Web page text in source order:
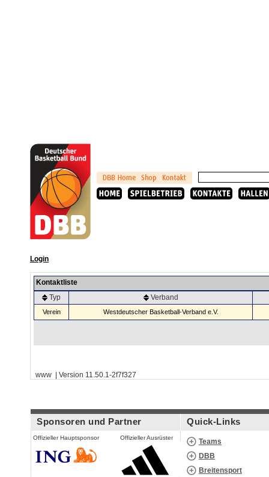
Login
Kontaktliste
Typ
Verband
Verein Westdeutscher Basketball-Verband e.V.
www | Version 11.50.1-2f7f327
Sponsoren und Partner
Offizieller Hauptsponsor Offizieller Ausrüster
Quick-Links
Teams
DBB
Breitensport